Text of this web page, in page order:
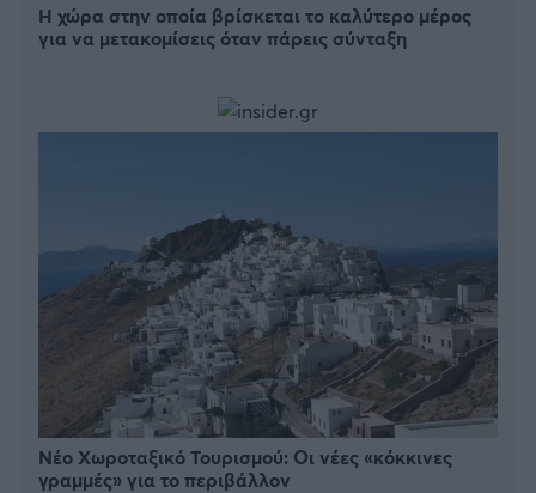
Η χώρα στην οποία βρίσκεται το καλύτερο μέρος
για να μετακομίσεις όταν πάρεις σύνταξη
Νέο Χωροταξικό Τουρισμού: Οι νέες «κόκκινες
γραμμές» για το περιβάλλον